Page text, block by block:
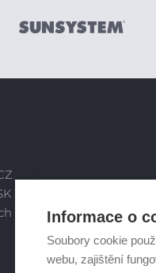
Informace o
Soubory cookie
webu, zajištění
údajů